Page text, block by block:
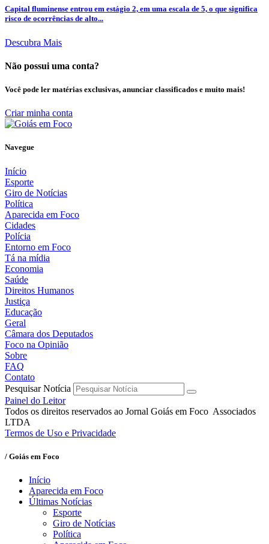
Capital fluminense entrou em estágio 2, em uma escala de 5, o que significa
risco de ocorrências de alto...
Descubra Mais
Não possui uma conta?
Você pode ler matérias exclusivas, anunciar classificados e muito mais!
Criar minha conta
Navegue
Início
Esporte
Giro de Notícias
Política
Aparecida em Foco
Cidades
Polícia
Entorno em Foco
Tá na mídia
Economia
Saúde
Direitos Humanos
Justiça
Educação
Geral
Câmara dos Deputados
Foco na Opinião
Sobre
FAQ
Contato
Pesquisar Notícia
Painel do Leitor
Todos os direitos reservados ao Jornal Goiás em Foco Associados
LTDA
Termos de Uso e Privacidade
/ Goiás em Foco
Início
Aparecida em Foco
Últimas Notícias
Esporte
Giro de Notícias
Política